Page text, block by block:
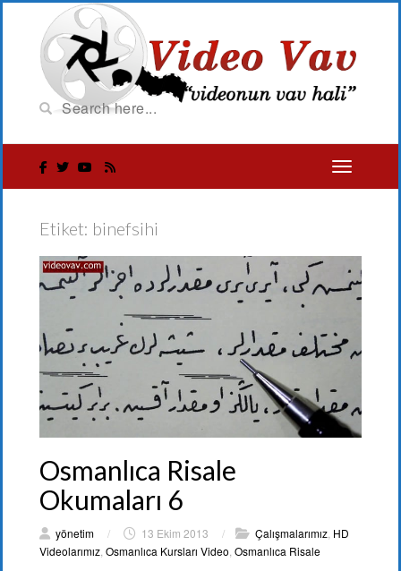
Etiket: binefsihi
Osmanlıca Risale
Okumaları 6
yönetim / 13 Ekim 2013 / Çalışmalarımız HD
Videolarımız Osmanlıca Kursları Video Osmanlıca Risale